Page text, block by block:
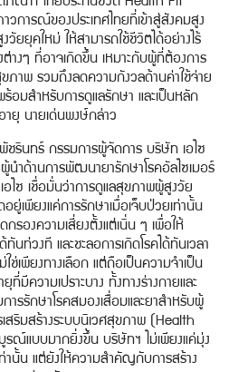
ภัณฑ์ ไทยประกันชีวิต Health Fit
วการณ์ของประเทศไทยที่เข้าสู่สังคมสูง
ยุคใหม่ ให้สามารถใช้ชีวิตได้อย่างไร้
งๆ ที่อาจเกิดขึ้น เหมาะกับผู้ที่ต้องการ
ขภาพ รวมถึงลดความกังวลด้านค่าใช้จ่าย
อมสำหรับการดูแลรักษา และเป็นหลัก
ายุ นายเด่นพงษ์กล่าว
นทร์ กรรมการผู้จัดการ บริษัท เอไซ
นำด้านการพัฒนายารักษาโรคอัลไซเมอร์
เอไซ เชื่อมั่นว่าการดูแลสุขภาพผู้สูงวัย
ยู่เพียงแค่การรักษาเมื่อเจ็บป่วยเท่านั้น
กรองความเสี่ยงตั้งแต่เนิ่น ๆ เพื่อให้
ท่วงที และชะลอการเกิดโรคได้ทันเวลา
ช่เพียงทางเลือก แต่ถือเป็นความจำเป็น
ที่มีความเปราะบาง ทั้งทางร่างกายและ
ารรักษาโรคสมองเสื่อมและยาสำหรับผู้
สริมสร้างระบบนิเวศสุขภาพ (Health
รณ์แบบมากยิ่งขึ้น บริษัทฯ ไม่เพียงแค่มุ่ง
านั้น แต่ยังให้ความสำคัญกับการสร้าง